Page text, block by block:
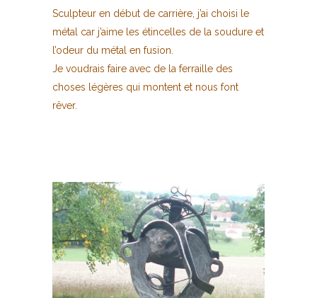
Sculpteur en début de carrière, j’ai choisi le
métal car j’aime les étincelles de la soudure et
l’odeur du métal en fusion.
Je voudrais faire avec de la ferraille des
choses légères qui montent et nous font
rêver.